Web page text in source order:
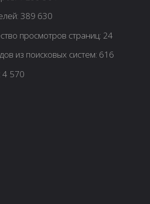
389 630
просмотров страниц: 24
из поисковых систем: 616
4 570